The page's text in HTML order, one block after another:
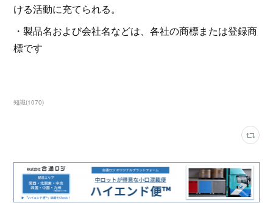
ける活動に充てられる。
・製品名および会社名などは、各社の商標または登録商
標です
知識(1070)